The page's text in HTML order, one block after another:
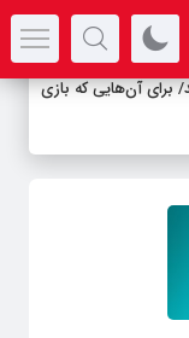
برای آن‌هایی که بازی